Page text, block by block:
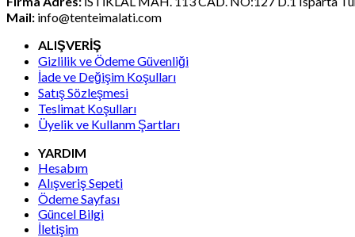
Mail: info@tenteimalati.com
ALIŞVERİŞ
Gizlilik ve Ödeme Güvenliği
İade ve Değişim Koşulları
Satış Sözleşmesi
Teslimat Koşulları
Üyelik ve Kullanm Şartları
YARDIM
Hesabım
Alışveriş Sepeti
Ödeme Sayfası
Güncel Bilgi
İletişim